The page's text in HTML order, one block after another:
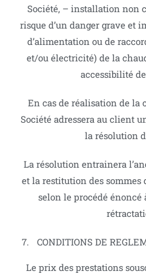
Société, – installation non
risque d’un danger grave et
d’alimentation ou de
et/ou électricité) de la
accessibilité
En cas de réalisation de la
Société adressera au client
la résolution
La résolution entrainera
et la restitution des sommes
selon le procédé énoncé
CONDITIONS DE
Le prix des prestations